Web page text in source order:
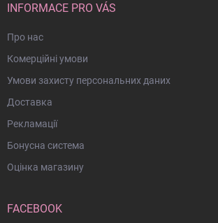
INFORMACE PRO VÁS
Про нас
Комерційні умови
Умови захисту персональних даних
Доставка
Рекламації
Бонусна система
Оцінка магазину
FACEBOOK